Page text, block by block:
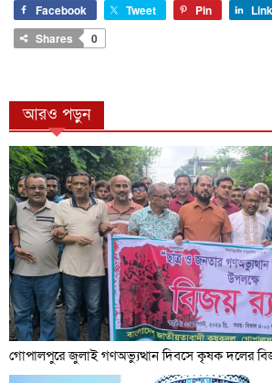
Facebook Tweet Pin
Shares
0
আরও পড়ুন
গোপালপুরে জুলাই গণঅভ্যুত্থান দিবসে কৃষক দলের